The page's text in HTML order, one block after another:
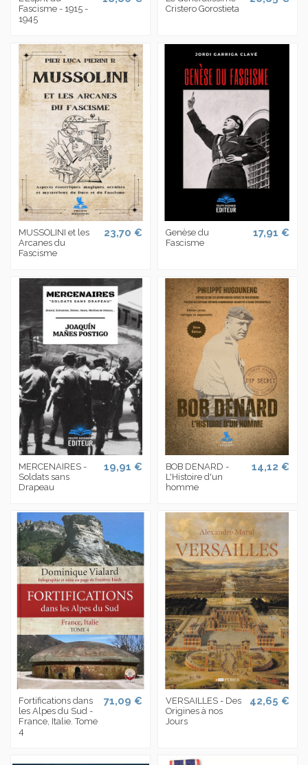
Fascisme - 1915 -
1945
Cristero Gorostieta
MUSSOLINI et les
Arcanes du
Fascisme
23,70 €
Genèse du
Fascisme
17,91 €
MERCENAIRES -
Soldats sans
Drapeau
19,91 €
BOB DENARD -
L'Histoire d'un
homme
14,12 €
Fortifications dans
les Alpes du Sud -
France, Italie. Tome
4
71,09 €
VERSAILLES - Des
Origines à nos
Jours
42,65 €